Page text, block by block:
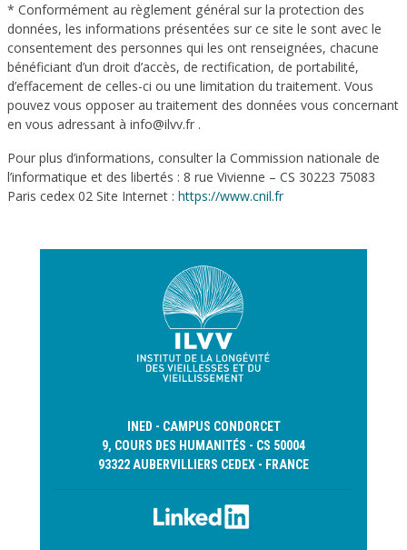
* Conformément au règlement général sur la protection des
données, les informations présentées sur ce site le sont avec le
consentement des personnes qui les ont renseignées, chacune
bénéficiant d’un droit d’accès, de rectification, de portabilité,
d’effacement de celles-ci ou une limitation du traitement. Vous
pouvez vous opposer au traitement des données vous concernant
en vous adressant à info@ilvv.fr .
Pour plus d’informations, consulter la Commission nationale de
l’informatique et des libertés : 8 rue Vivienne – CS 30223 75083
Paris cedex 02 Site Internet : https://www.cnil.fr
INED - CAMPUS CONDORCET
9, COURS DES HUMANITÉS - CS 50004
93322 AUBERVILLIERS CEDEX - FRANCE